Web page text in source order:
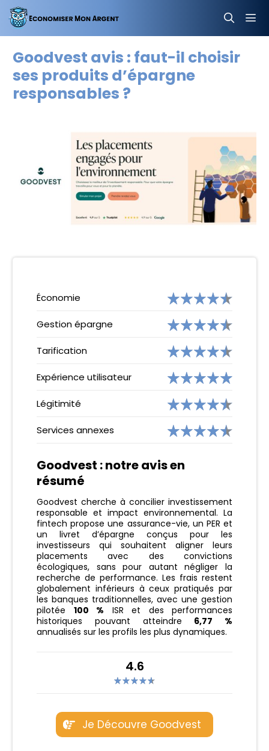
Aller
au
contenu
Goodvest avis : faut-il choisir
ses produits d’épargne
responsables ?
Économie
Gestion épargne
Tarification
Expérience utilisateur
Légitimité
Services annexes
Goodvest : notre avis en
résumé
Goodvest cherche à concilier investissement
responsable et impact environnemental. La
fintech propose une assurance-vie, un PER et
un livret d’épargne conçus pour les
investisseurs qui souhaitent aligner leurs
placements avec des convictions
écologiques, sans pour autant négliger la
recherche de performance. Les frais restent
globalement inférieurs à ceux pratiqués par
les banques traditionnelles, avec une gestion
pilotée 100 % ISR et des performances
historiques pouvant atteindre 6,77 %
annualisés sur les profils les plus dynamiques.
4.6
Je Découvre Goodvest